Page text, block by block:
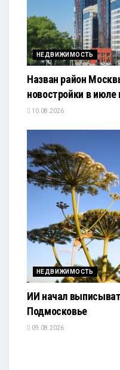
НЕДВИЖИМОСТЬ
Назван район
новостройки в июле
10.08.2026
НЕДВИЖИМОСТЬ
ИИ начал
Подмосковье
09.08.2026